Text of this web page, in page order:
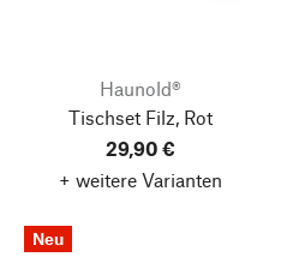
Haunold®
Tischset Filz, Rot
29,90 €
+ weitere Varianten
Neu